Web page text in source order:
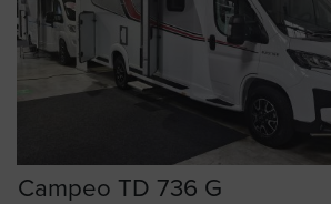
Campeo TD 736 G